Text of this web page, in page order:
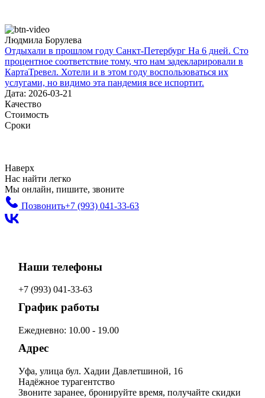
Людмила Борулева
Отдыхали в прошлом году Санкт-Петербург На 6 дней. Сто
процентное соответствие тому, что нам задекларировали в
КартаТревел. Хотели и в этом году воспользоваться их
услугами, но видимо эта пандемия все испортит.
Дата: 2026-03-21
Качество
Стоимость
Сроки
Наверх
Нас найти легко
Мы онлайн, пишите, звоните
Позвонить+7 (993) 041-33-63
Наши телефоны
+7 (993) 041-33-63
График работы
Ежедневно: 10.00 - 19.00
Адрес
Уфа, улица бул. Хадии Давлетшиной, 16
Надёжное турагентство
Звоните заранее, бронируйте время, получайте скидки